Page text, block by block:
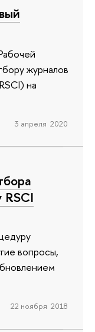
журналов
на
3 апреля 2020
RSCI
вопросы,
22 ноября 2018